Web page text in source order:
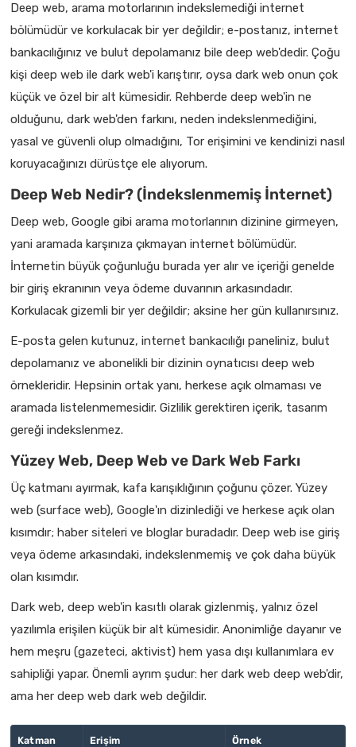
Deep web, arama motorlarının indekslemediği internet
bölümüdür ve korkulacak bir yer değildir; e-postanız, internet
bankacılığınız ve bulut depolamanız bile deep web'dedir. Çoğu
kişi deep web ile dark web'i karıştırır, oysa dark web onun çok
küçük ve özel bir alt kümesidir. Rehberde deep web'in ne
olduğunu, dark web'den farkını, neden indekslenmediğini,
yasal ve güvenli olup olmadığını, Tor erişimini ve kendinizi nasıl
koruyacağınızı dürüstçe ele alıyorum.
Deep Web Nedir? (İndekslenmemiş İnternet)
Deep web, Google gibi arama motorlarının dizinine girmeyen,
yani aramada karşınıza çıkmayan internet bölümüdür.
İnternetin büyük çoğunluğu burada yer alır ve içeriği genelde
bir giriş ekranının veya ödeme duvarının arkasındadır.
Korkulacak gizemli bir yer değildir; aksine her gün kullanırsınız.
E-posta gelen kutunuz, internet bankacılığı paneliniz, bulut
depolamanız ve abonelikli bir dizinin oynatıcısı deep web
örnekleridir. Hepsinin ortak yanı, herkese açık olmaması ve
aramada listelenmemesidir. Gizlilik gerektiren içerik, tasarım
gereği indekslenmez.
Yüzey Web, Deep Web ve Dark Web Farkı
Üç katmanı ayırmak, kafa karışıklığının çoğunu çözer. Yüzey
web (surface web), Google'ın dizinlediği ve herkese açık olan
kısımdır; haber siteleri ve bloglar buradadır. Deep web ise giriş
veya ödeme arkasındaki, indekslenmemiş ve çok daha büyük
olan kısımdır.
Dark web, deep web'in kasıtlı olarak gizlenmiş, yalnız özel
yazılımla erişilen küçük bir alt kümesidir. Anonimliğe dayanır ve
hem meşru (gazeteci, aktivist) hem yasa dışı kullanımlara ev
sahipliği yapar. Önemli ayrım şudur: her dark web deep web'dir,
ama her deep web dark web değildir.
Katman Erişim Örnek